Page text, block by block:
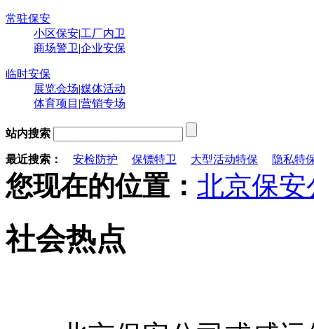
常驻保安
小区保安|工厂内卫
商场警卫|企业安保
临时安保
展览会场|媒体活动
体育项目 |营销专场
站内搜索
最近搜索： 安检防护 保镖特卫 大型活动特保 隐私特
您现在的位置： 北京保安
社会热点